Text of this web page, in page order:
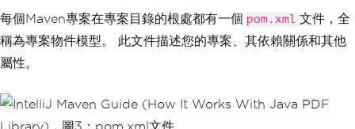
每個Maven專案在專案目錄的根處都有一個 pom.xml
文件，全
稱為專案物件模型。 此文件描述您的專案、其依賴關係和其他
屬性。